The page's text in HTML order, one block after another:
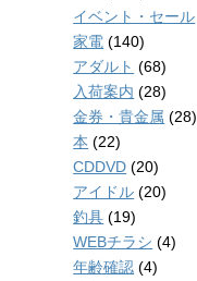
イベント・セール
家電 (140)
アダルト (68)
入荷案内 (28)
金券・貴金属 (28)
本 (22)
CDDVD (20)
アイドル (20)
釣具 (19)
WEBチラシ (4)
年齢確認 (4)